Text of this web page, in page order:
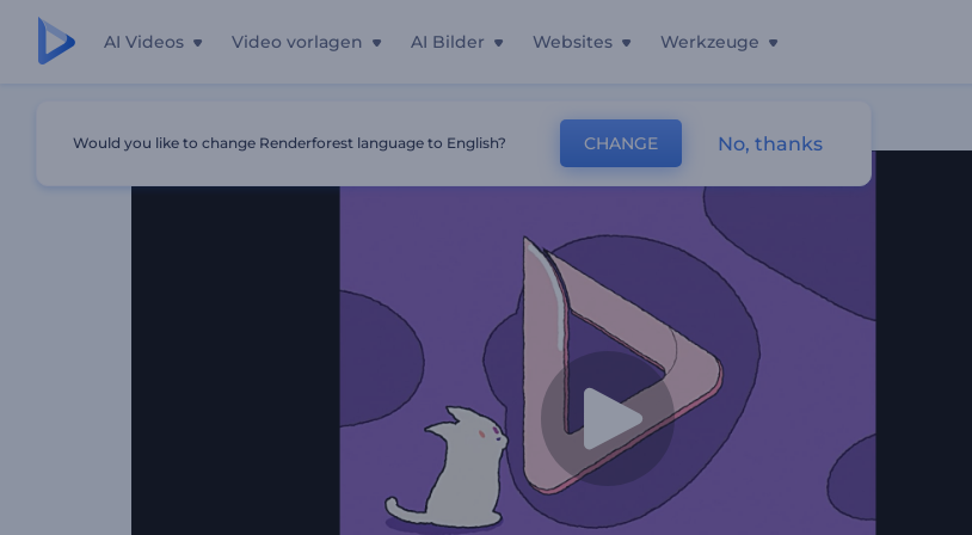
AI Videos Video vorlagen AI Bilder Websites Werkzeuge
Would you like to change Renderforest language to English? CHANGE No, thanks